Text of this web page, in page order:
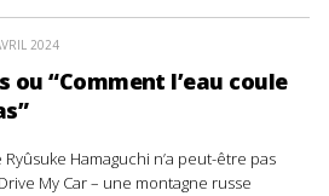
2024
ou “Comment l’eau coule
Hamaguchi n’a peut-être pas
My Car – une montagne russe